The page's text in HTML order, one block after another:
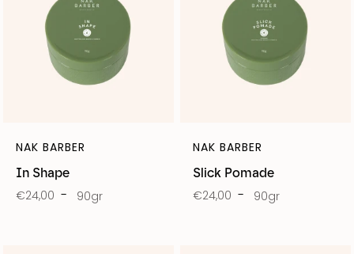
In Shape
NAK BARBER
€24,00 90gr
Slick Pomade
NAK BARBER
€24,00 90gr